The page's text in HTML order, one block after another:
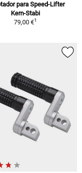
para Speed-Lifter
Kern-Stabi
79,00 €1